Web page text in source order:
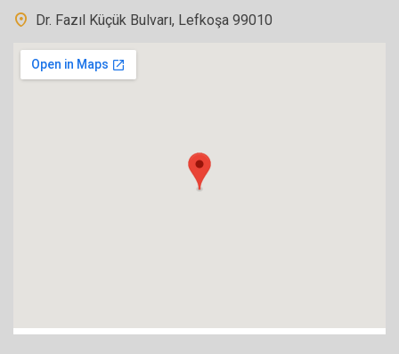
Dr. Fazıl Küçük Bulvarı, Lefkoşa 99010